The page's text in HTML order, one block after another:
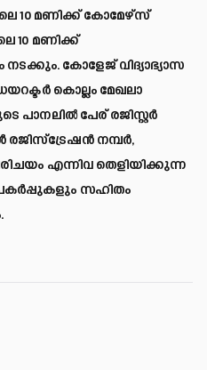
10 മണിക്ക് കോമേഴ്സ്
10 മണിക്ക്
കോളേജ് വിദ്യാഭ്യാസ
കൊല്ലം മേഖലാ
പാനലിൽ പേര് രജിസ്റ്റർ
രജിസ്ട്രേഷൻ നമ്പർ,
എന്നിവ തെളിയിക്കുന്ന
സഹിതം